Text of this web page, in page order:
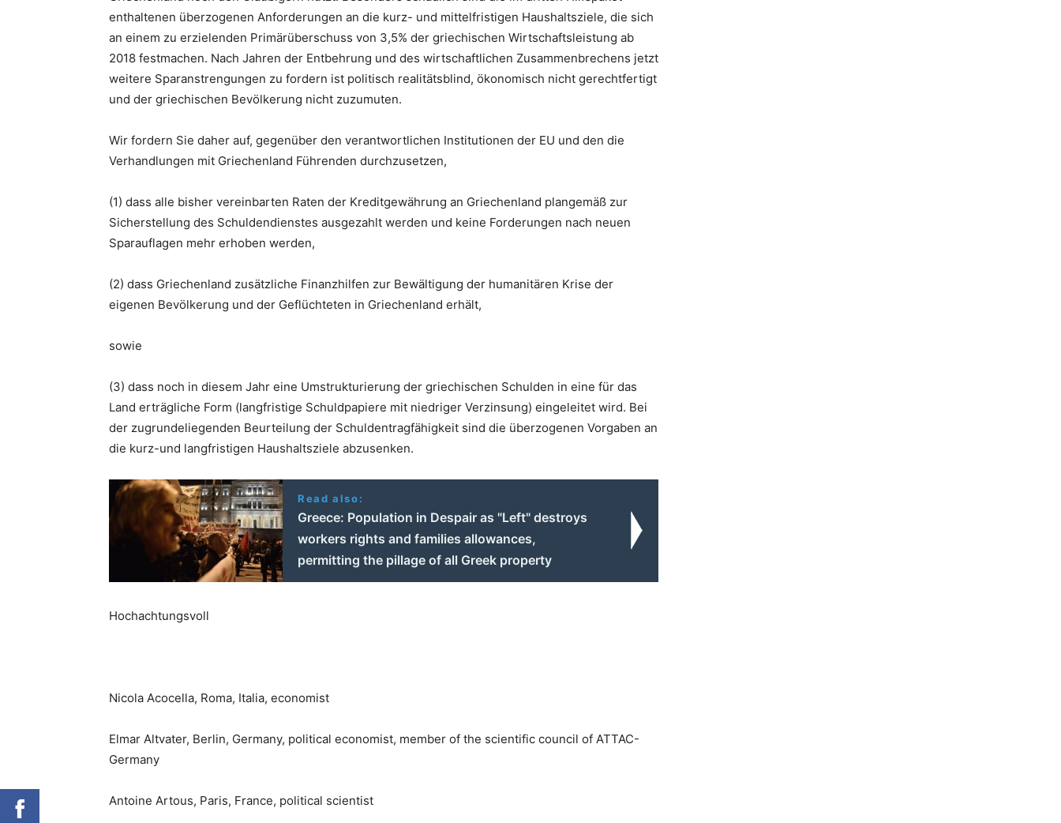
enthaltenen überzogenen Anforderungen an die kurz- und mittelfristigen Haushaltsziele, die sich
an einem zu erzielenden Primärüberschuss von 3,5% der griechischen Wirtschaftsleistung ab
2018 festmachen. Nach Jahren der Entbehrung und des wirtschaftlichen Zusammenbrechens jetzt
weitere Sparanstrengungen zu fordern ist politisch realitätsblind, ökonomisch nicht gerechtfertigt
und der griechischen Bevölkerung nicht zuzumuten.
Wir fordern Sie daher auf, gegenüber den verantwortlichen Institutionen der EU und den die
Verhandlungen mit Griechenland Führenden durchzusetzen,
(1) dass alle bisher vereinbarten Raten der Kreditgewährung an Griechenland plangemäß zur
Sicherstellung des Schuldendienstes ausgezahlt werden und keine Forderungen nach neuen
Sparauflagen mehr erhoben werden,
(2) dass Griechenland zusätzliche Finanzhilfen zur Bewältigung der humanitären Krise der
eigenen Bevölkerung und der Geflüchteten in Griechenland erhält,
sowie
(3) dass noch in diesem Jahr eine Umstrukturierung der griechischen Schulden in eine für das
Land erträgliche Form (langfristige Schuldpapiere mit niedriger Verzinsung) eingeleitet wird. Bei
der zugrundeliegenden Beurteilung der Schuldentragfähigkeit sind die überzogenen Vorgaben an
die kurz-und langfristigen Haushaltsziele abzusenken.
Read also:
Greece: Population in Despair as "Left" destroys
workers rights and families allowances,
permitting the pillage of all Greek property
Hochachtungsvoll
Nicola Acocella, Roma, Italia, economist
Elmar Altvater, Berlin, Germany, political economist, member of the scientific council of ATTAC-
Germany
Antoine Artous, Paris, France, political scientist